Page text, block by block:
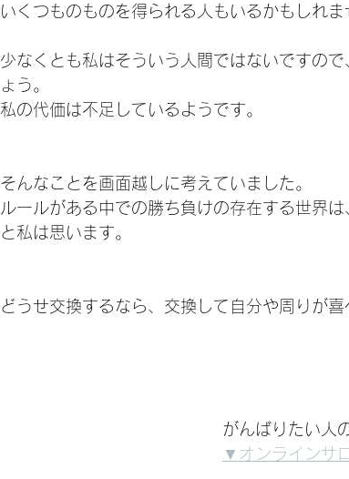
いくつものものを得られる人もいるかもしれま
少なくとも私はそういう人間ではないですの
ょう。
私の代価は不足しているようです。
そんなことを画面越しに考えていました。
ルールがある中での勝ち負けの存在する世界
と私は思います。
どうせ交換するなら、交換して自分や周りが
がんばりたい人
▼オンラインサ